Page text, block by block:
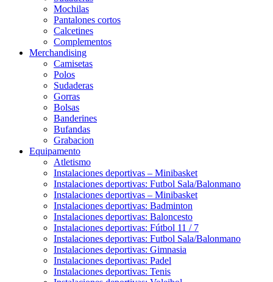
Mochilas
Pantalones cortos
Calcetines
Complementos
Merchandising
Camisetas
Polos
Sudaderas
Gorras
Bolsas
Banderines
Bufandas
Grabacion
Equipamento
Atletismo
Instalaciones deportivas – Minibasket
Instalaciones deportivas: Futbol Sala/Balonmano
Instalaciones deportivas – Minibasket
Instalaciones deportivas: Badminton
Instalaciones deportivas: Baloncesto
Instalaciones deportivas: Fútbol 11 / 7
Instalaciones deportivas: Futbol Sala/Balonmano
Instalaciones deportivas: Gimnasia
Instalaciones deportivas: Padel
Instalaciones deportivas: Tenis